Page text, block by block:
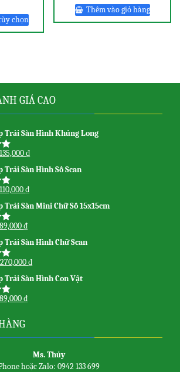
chọn
Thêm vào giỏ hàng
GIÁ CAO
Trải Sàn Hình Khủng Long
135,000₫
Trải Sàn Hình Số Scan
110,000₫
Trải Sàn Mini Chữ Số 15x15cm
89,000₫
Trải Sàn Hình Chữ Scan
270,000₫
Trải Sàn Hình Con Vật
89,000₫
Ms. Thủy
hoặc Zalo: 0942 133 699